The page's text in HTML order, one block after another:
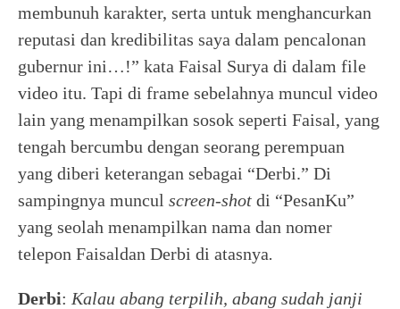
membunuh karakter, serta untuk menghancurkan
reputasi dan kredibilitas saya dalam pencalonan
gubernur ini…!” kata Faisal Surya di dalam file
video itu. Tapi di frame sebelahnya muncul video
lain yang menampilkan sosok seperti Faisal, yang
tengah bercumbu dengan seorang perempuan
yang diberi keterangan sebagai “Derbi.” Di
sampingnya muncul screen-shot di “PesanKu”
yang seolah menampilkan nama dan nomer
telepon Faisaldan Derbi di atasnya.
Derbi: Kalau abang terpilih, abang sudah janji